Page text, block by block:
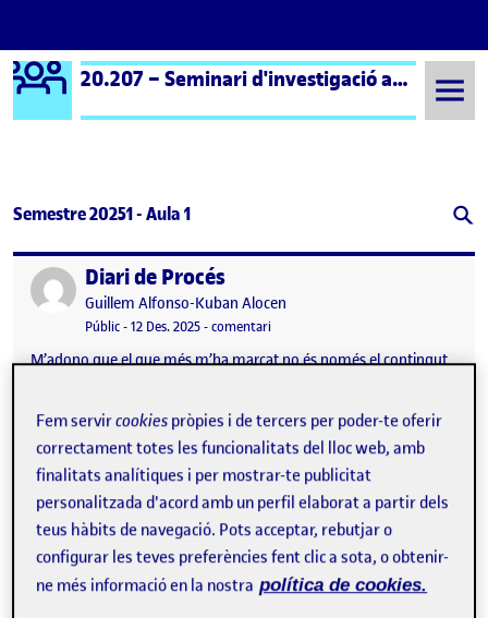
Saltar al contingut
Logo Ágora 20.207 – Seminari d'investigació artística – Aula 1
Semestre 20251 - Aula 1
Publicat perDiari de Procés
Publicat per
Guillem Alfonso-Kuban Alocen
Visibilitat:
Públic-Data de publicació
12 Des. 2025-comentariel Diari de Procés
M’adono que el que més m’ha marcat no és només el contingut
que la política sovint ens categoritza, ens separa i ens converteix
en grups amb fronteres rígides com si fos més important
diferenciar-nos que no pas entendre’ns, la recerca artística que
hem estat treballant apunta just en la direcció contrària. Les
lectures de Villaplana i…
Fem servircookies pròpies i de tercers per poder-te oferir
correctament totes les funcionalitats del lloc web, amb
finalitats analítiques i per mostrar-te publicitat
personalitzada d'acord amb un perfil elaborat a partir dels
teus hàbits de navegació. Pots acceptar, rebutjar o
configurar les teves preferències fent clic a sota, o obtenir-
ne més informació en la nostra política de cookies.